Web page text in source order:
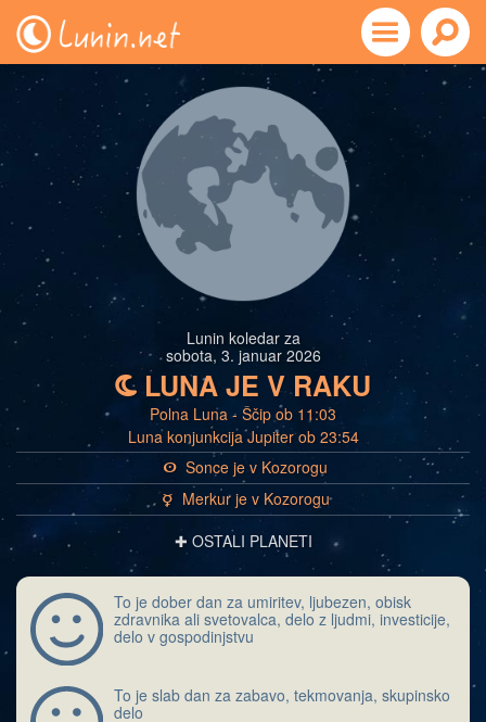
Lunin koledar za
sobota, 3. januar 2026
b LUNA JE V RAKU
Polna Luna - Ščip ob 11:03
Luna konjunkcija Jupiter ob 23:54
a Sonce je v Kozorogu
c Merkur je v Kozorogu
✚ OSTALI PLANETI
To je dober dan za umiritev, ljubezen, obisk
zdravnika ali svetovalca, delo z ljudmi, investicije,
delo v gospodinjstvu
To je slab dan za zabavo, tekmovanja, skupinsko
delo